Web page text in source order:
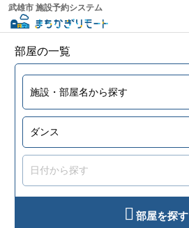
武雄市 施設予約システム
部屋の一覧
部屋を探す